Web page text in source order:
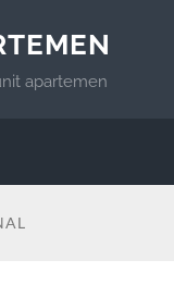
apartemen